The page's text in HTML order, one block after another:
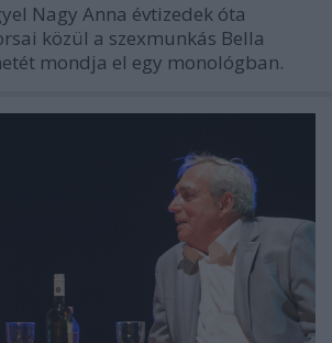
Nagy Anna évtizedek óta
közül a szexmunkás Bella
mondja el egy monológban.